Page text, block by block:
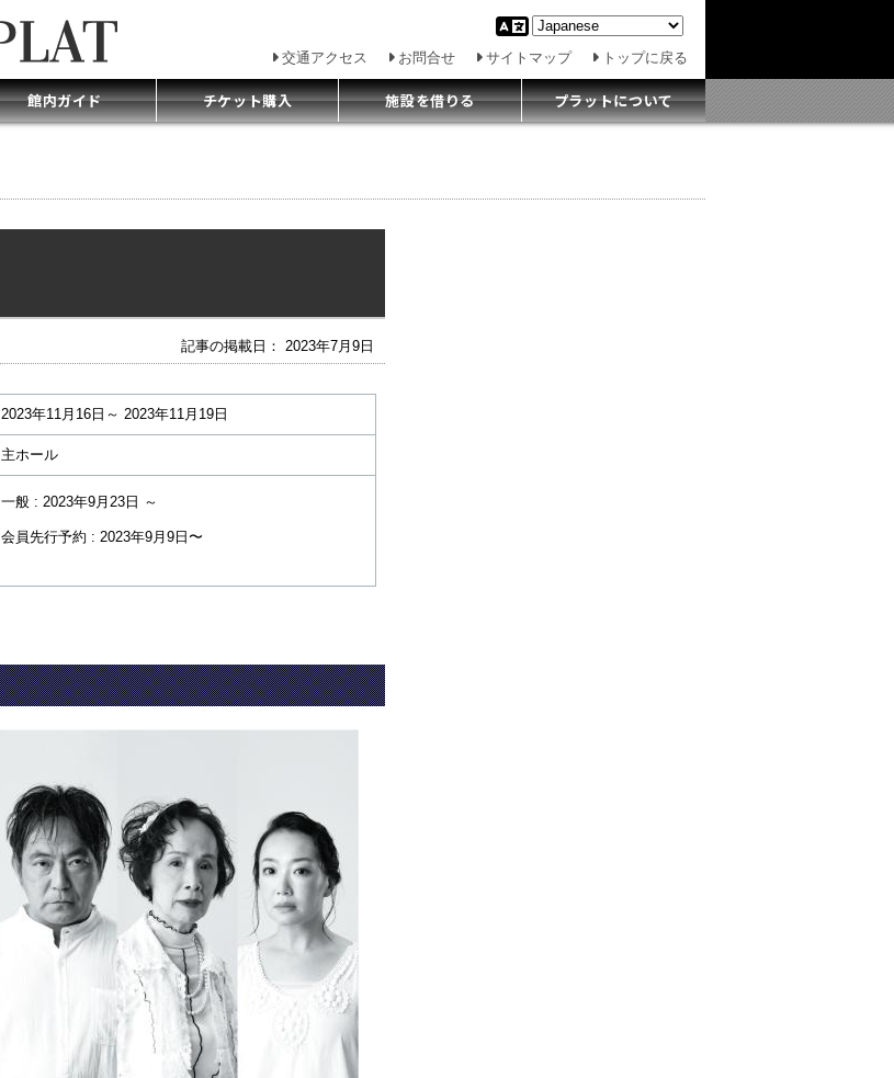
交通アクセス お問合せ サイトマップ トップに戻る
館内ガイド チケット購入 施設を借りる プラットについて
記事の掲載日： 2023年7月9日
2023年11月16日～ 2023年11月19日
主ホール
一般 : 2023年9月23日 ～
会員先行予約 : 2023年9月9日〜